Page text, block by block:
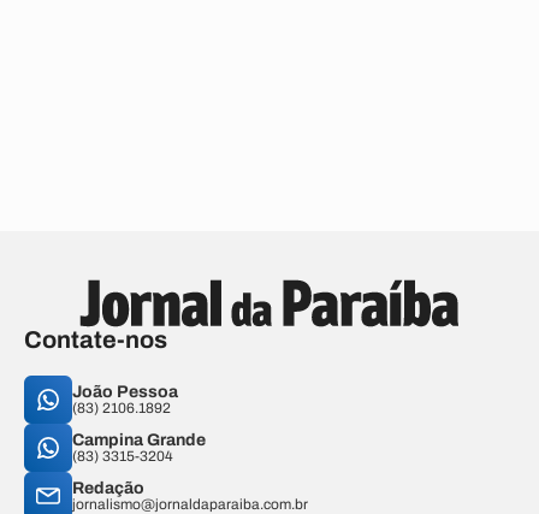
Contate-nos
João Pessoa
(83) 2106.1892
Campina Grande
(83) 3315-3204
Redação
jornalismo@jornaldaparaiba.com.br